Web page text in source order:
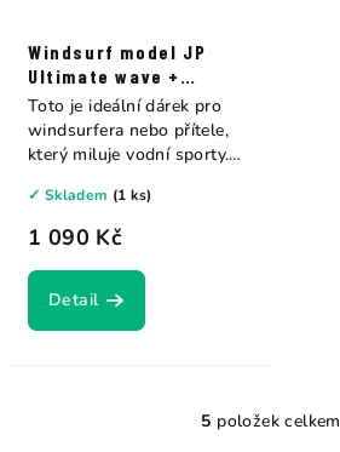
Windsurf model JP
Ultimate wave +
Neilpryde Combat
1 090 Kč
✓ Skladem (1 ks)
Detail
Toto je ideální dárek pro
windsurfera nebo přítele,
který miluje vodní sporty.
O
5 položek celkem